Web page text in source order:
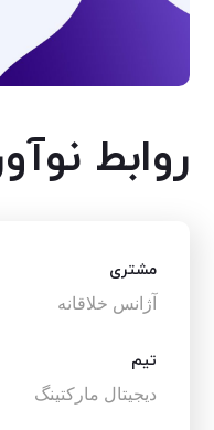
روابط
مشتری
آژانس خلاقانه
تیم
دیجیتال مارکتینگ